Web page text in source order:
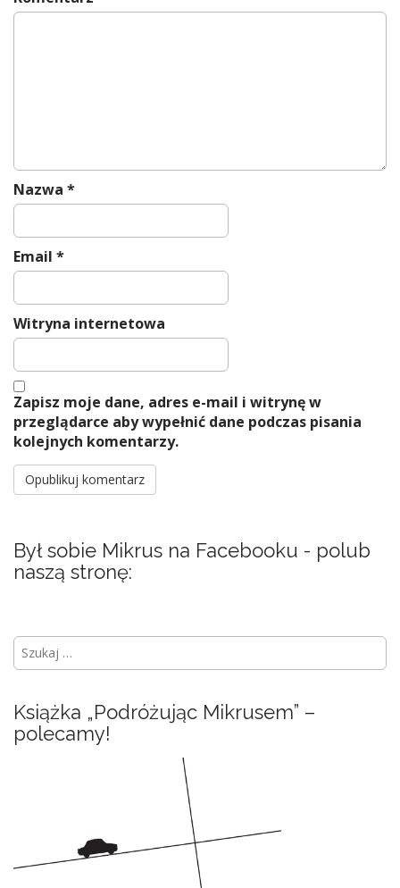
Nazwa *
Email *
Witryna internetowa
Zapisz moje dane, adres e-mail i witrynę w
przeglądarce aby wypełnić dane podczas pisania
kolejnych komentarzy.
Był sobie Mikrus na Facebooku - polub
naszą stronę:
S
a
j
:
Książka „Podróżując Mikrusem” –
polecamy!